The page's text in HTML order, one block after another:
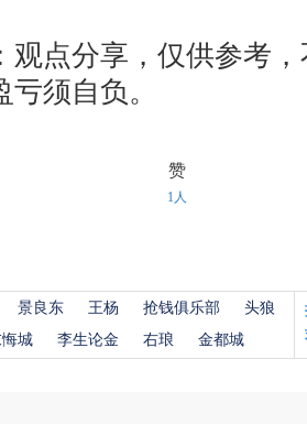
点分享，仅供参考，
须自负。
赞
1人
景良东 王杨 抢钱俱乐部
头狼
城 李生论金 右琅 金都城